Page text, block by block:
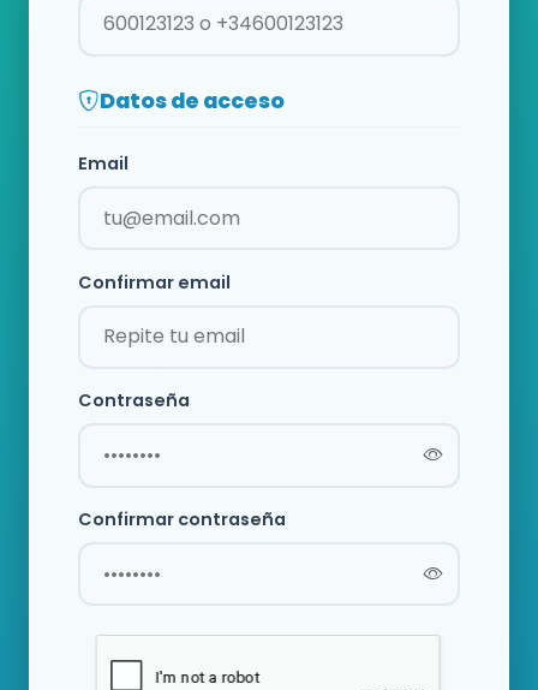
Datos de acceso
Email
Confirmar email
Contraseña
Confirmar contraseña